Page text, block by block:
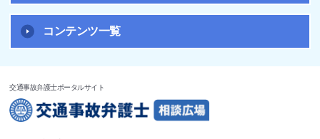
コンテンツ一覧
交通事故弁護士ポータルサイト